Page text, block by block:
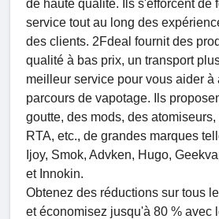
de haute qualité. Ils s'efforcent de
service tout au long des
des clients. 2Fdeal fournit des
qualité à bas prix, un transport
meilleur service pour vous aider à
parcours de vapotage. Ils
goutte, des mods, des
RTA, etc., de grandes marques
Ijoy, Smok, Advken, Hugo,
et Innokin.
Obtenez des réductions sur tous
et économisez jusqu'à 80 % avec